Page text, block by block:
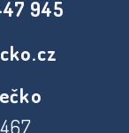
945